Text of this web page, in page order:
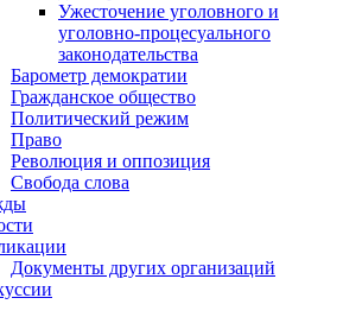
Ужесточение уголовного и
уголовно-процесуального
законодательства
Барометр демократии
Гражданское общество
Политический режим
Право
Революция и оппозиция
Свобода слова
Документы других организаций